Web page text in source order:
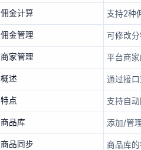
佣金计算 支持2种
佣金管理 可修改
商家管理 平台商
概述 通过接
特点 支持自
商品库 添加/管
商品同步 商品库